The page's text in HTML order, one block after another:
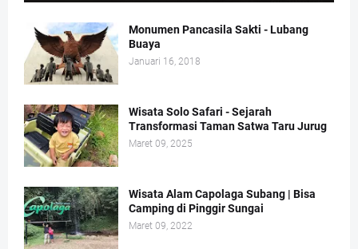
Monumen Pancasila Sakti - Lubang
Buaya
Januari 16, 2018
Wisata Solo Safari - Sejarah
Transformasi Taman Satwa Taru Jurug
Maret 09, 2025
Wisata Alam Capolaga Subang | Bisa
Camping di Pinggir Sungai
Maret 09, 2022